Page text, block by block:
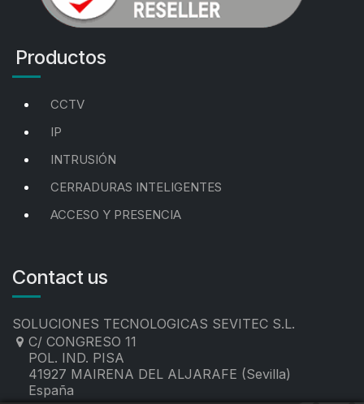
Productos
CCTV
IP
INTRUSIÓN
CERRADURAS INTELIGENTES
ACCESO Y PRESENCIA
Contact us
SOLUCIONES TECNOLOGICAS SEVITEC S.L.
C/ CONGRESO 11
POL. IND. PISA
41927 MAIRENA DEL ALJARAFE (Sevilla)
España